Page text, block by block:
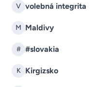
V volebná integrita
M Maldivy
# #slovakia
K Kirgizsko